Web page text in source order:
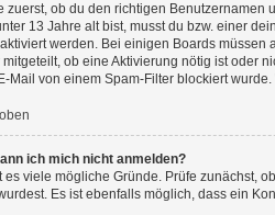
zuerst, ob du den richtigen
13 Jahre alt bist, musst du bzw. einer
werden. Bei einigen Boards müssen
ob eine Aktivierung nötig ist oder
Mail von einem Spam-Filter blockiert
ich mich nicht anmelden?
es viele mögliche Gründe. Prüfe zunächst,
Es ist ebenfalls möglich, dass ein